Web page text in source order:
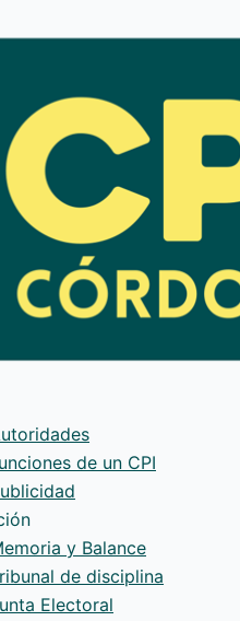
de un CPI
y Balance
de disciplina
Electoral